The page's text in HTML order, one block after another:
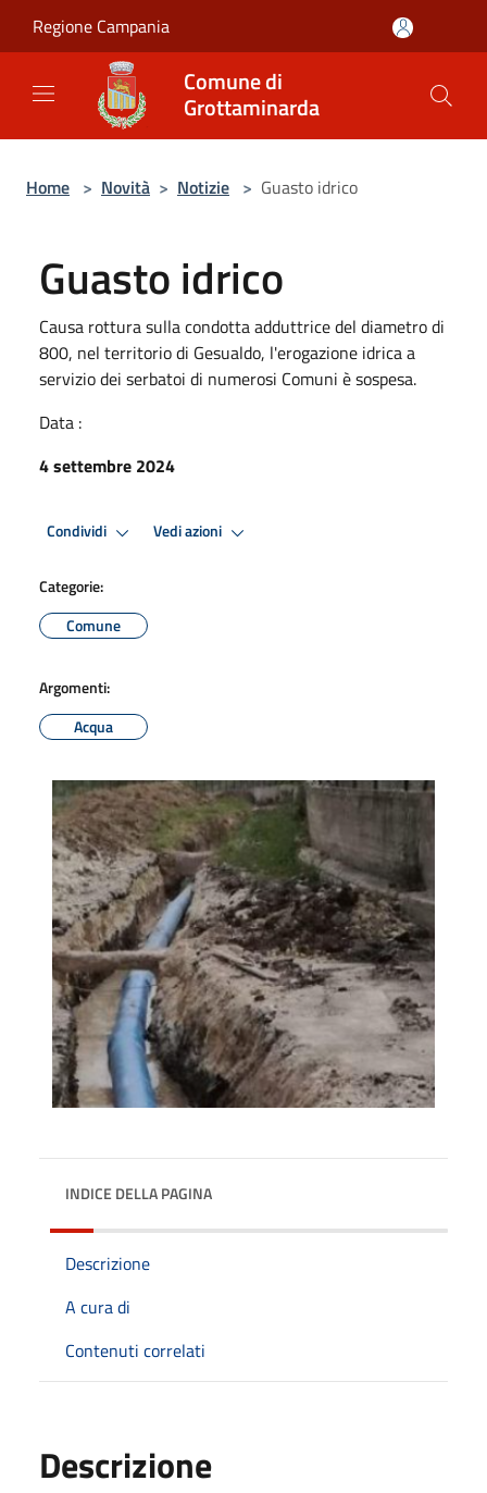
Regione Campania
Comune di
Grottaminarda
Home > Novità > Notizie > Guasto idrico
Guasto idrico
Causa rottura sulla condotta adduttrice del diametro di
800, nel territorio di Gesualdo, l'erogazione idrica a
servizio dei serbatoi di numerosi Comuni è sospesa.
Data :
4 settembre 2024
Condividi Vedi azioni
Categorie:
Comune
Argomenti:
Acqua
INDICE DELLA PAGINA
Descrizione
A cura di
Contenuti correlati
Descrizione